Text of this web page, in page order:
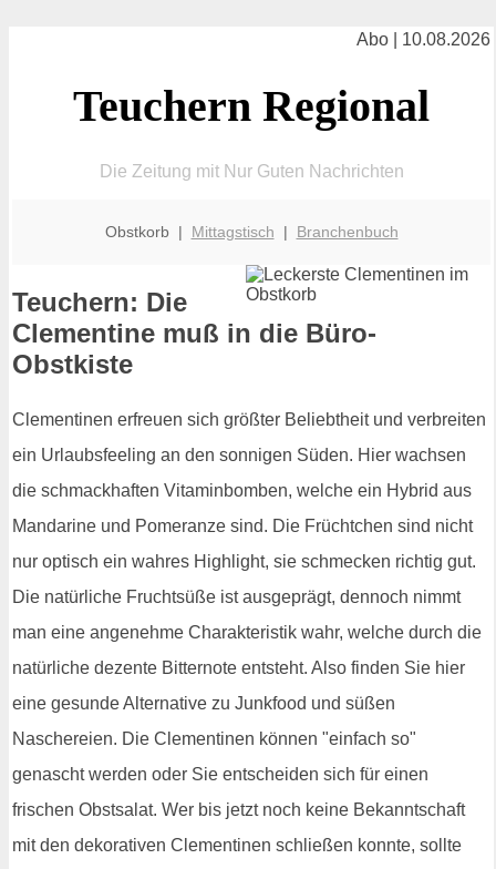
Abo | 10.08.2026
Teuchern Regional
Die Zeitung mit Nur Guten Nachrichten
Obstkorb | Mittagstisch | Branchenbuch
Teuchern: Die
Clementine muß in die Büro-
Obstkiste
Clementinen erfreuen sich größter Beliebtheit und verbreiten
ein Urlaubsfeeling an den sonnigen Süden. Hier wachsen
die schmackhaften Vitaminbomben, welche ein Hybrid aus
Mandarine und Pomeranze sind. Die Früchtchen sind nicht
nur optisch ein wahres Highlight, sie schmecken richtig gut.
Die natürliche Fruchtsüße ist ausgeprägt, dennoch nimmt
man eine angenehme Charakteristik wahr, welche durch die
natürliche dezente Bitternote entsteht. Also finden Sie hier
eine gesunde Alternative zu Junkfood und süßen
Naschereien. Die Clementinen können "einfach so"
genascht werden oder Sie entscheiden sich für einen
frischen Obstsalat. Wer bis jetzt noch keine Bekanntschaft
mit den dekorativen Clementinen schließen konnte, sollte